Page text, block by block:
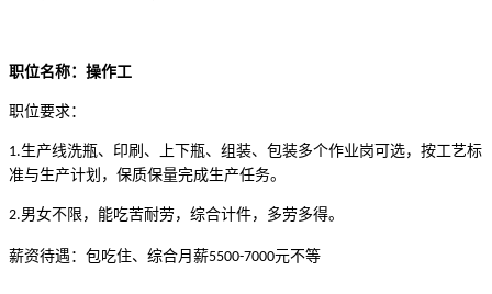
职位名称：操作工
职位要求：
1.生产线洗瓶、印刷、上下瓶、组装、包装多个作业岗 可选，按工艺标
准与生产计划，保质保量完成生产任务。
2.男女不限，能吃苦耐劳，综合计件，多劳多得。
薪资待遇： 包吃住、综合月薪5500-7000元不等